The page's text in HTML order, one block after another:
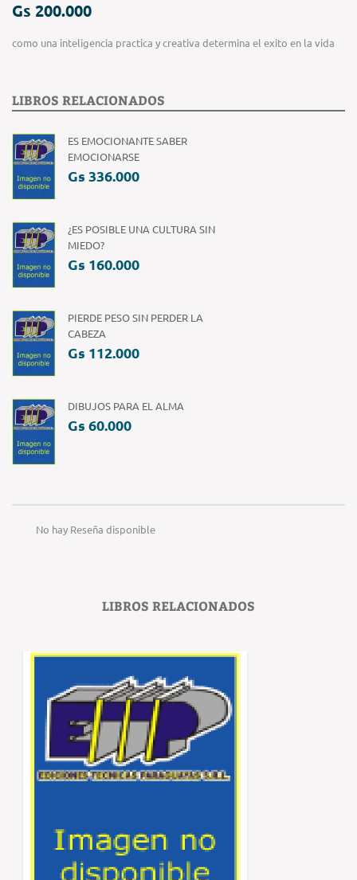
Gs 200.000
como una inteligencia practica y creativa determina el exito en la vida
LIBROS RELACIONADOS
ES EMOCIONANTE SABER
EMOCIONARSE
Gs 336.000
¿ES POSIBLE UNA CULTURA SIN
MIEDO?
Gs 160.000
PIERDE PESO SIN PERDER LA
CABEZA
Gs 112.000
DIBUJOS PARA EL ALMA
Gs 60.000
No hay Reseña disponible
LIBROS RELACIONADOS